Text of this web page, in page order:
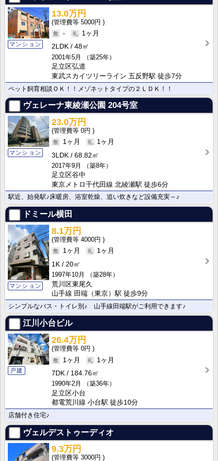
マンション
13.0万円
5000円
-
1ヶ月
2LDK
48㎡
2001年5月
（築25年）
足立区弘道
東武スカイツリーライン 五反野駅 徒歩7分
ペット飼育相談ＯＫ！！メゾネットタイプの２ＬＤＫ！！
ヴェレーナ東綾瀬公園 204号室
マンション
23.0万円
0円
1ヶ月
1ヶ月
3LDK
68.82㎡
2017年9月
（築8年）
足立区谷中
東京メトロ千代田線 北綾瀬駅 徒歩6分
駅近、始発駅♪床暖房、浴室乾燥、追い炊きなど設備充実～♪
ドミール横田
マンション
8.1万円
4000円
1ヶ月
1ヶ月
1K
20㎡
1997年10月
（築28年）
荒川区東尾久
山手線 田端（東京）駅 徒歩9分
シンプルなバス・トイレ別♪ 山手線田端駅がご利用できます♪
江川小台ビル
戸建
26.4万円
0円
1ヶ月
1ヶ月
7DK
184.76㎡
1990年2月
（築36年）
足立区小台
都電荒川線 小台駅 徒歩10分
店舗付き住宅♪
ヴェルデストゥーディオ
9.3万円
3000円